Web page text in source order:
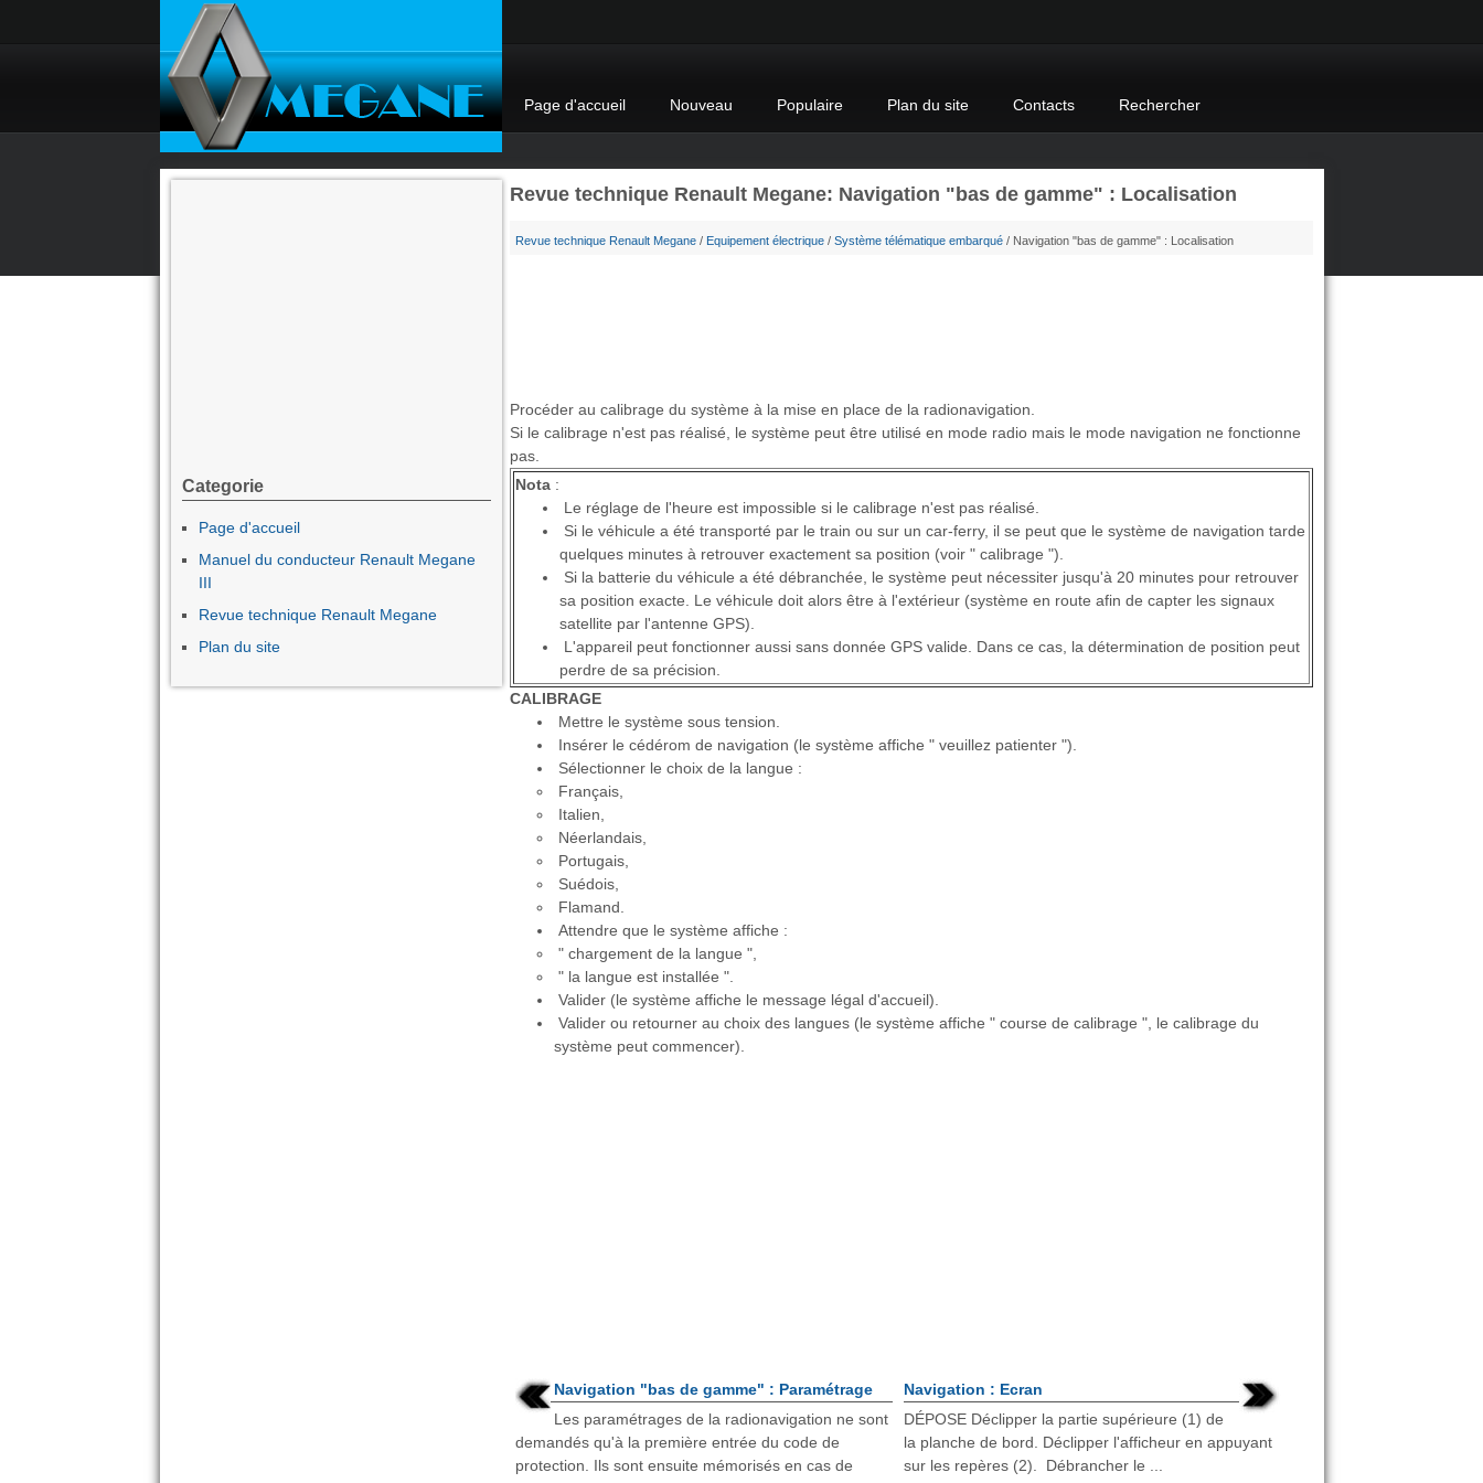
Page d'accueil Nouveau Populaire Plan du site Contacts Rechercher
Revue technique Renault Megane: Navigation "bas de gamme" : Localisation
Revue technique Renault Megane/ Equipement électrique/ Système télématique embarqué/ Navigation "bas de gamme" : Localisation
Procéder au calibrage du système à la mise en place de la radionavigation.
Si le calibrage n'est pas réalisé, le système peut être utilisé en mode radio mais le mode navigation ne fonctionne
pas.
Nota:
Le réglage de l'heure est impossible si le calibrage n'est pas réalisé.
Si le véhicule a été transporté par le train ou sur un car-ferry, il se peut que le système de navigation tarde
quelques minutes à retrouver exactement sa position (voir " calibrage ").
Si la batterie du véhicule a été débranchée, le système peut nécessiter jusqu'à 20 minutes pour retrouver
sa position exacte. Le véhicule doit alors être à l'extérieur (système en route afin de capter les signaux
satellite par l'antenne GPS).
L'appareil peut fonctionner aussi sans donnée GPS valide. Dans ce cas, la détermination de position peut
perdre de sa précision.
CALIBRAGE
Mettre le système sous tension.
Insérer le cédérom de navigation (le système affiche " veuillez patienter ").
Sélectionner le choix de la langue :
Français,
Italien,
Néerlandais,
Portugais,
Suédois,
Flamand.
Attendre que le système affiche :
" chargement de la langue ",
" la langue est installée ".
Valider (le système affiche le message légal d'accueil).
Valider ou retourner au choix des langues (le système affiche " course de calibrage ", le calibrage du
système peut commencer).
Navigation "bas de gamme" : Paramétrage
Les paramétrages de la radionavigation ne sont
demandés qu'à la première entrée du code de
protection. Ils sont ensuite mémorisés en cas de
Navigation : Ecran
DÉPOSE Déclipper la partie supérieure (1) de
la planche de bord. Déclipper l'afficheur en appuyant
sur les repères (2). Débrancher le ...
Categorie
Page d'accueil
Manuel du conducteur Renault Megane
III
Revue technique Renault Megane
Plan du site